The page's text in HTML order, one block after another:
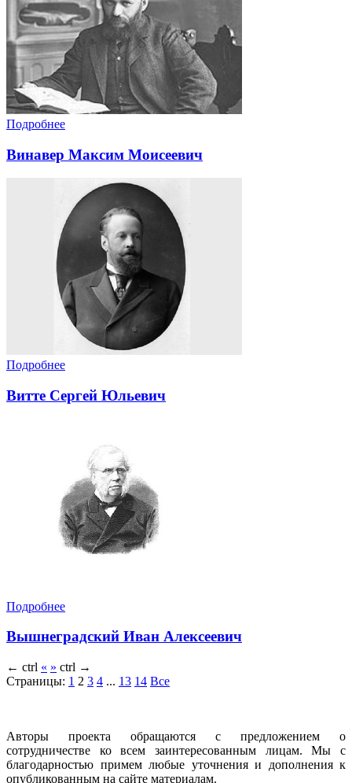
Подробнее
Винавер Максим Моисеевич
Подробнее
Витте Сергей Юльевич
Подробнее
Вышнеградский Иван Алексеевич
← ctrl « » ctrl →
Страницы: 1 2 3 4 ... 13 14 Все
Авторы проекта обращаются с предложением о
сотрудничестве ко всем заинтересованным лицам. Мы с
благодарностью примем любые уточнения и дополнения к
опубликованным на сайте материалам.